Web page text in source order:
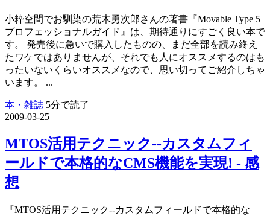
小粋空間でお馴染の荒木勇次郎さんの著書『Movable Type 5
プロフェッショナルガイド』は、期待通りにすごく良い本で
す。 発売後に急いで購入したものの、まだ全部を読み終え
たワケではありませんが、それでも人にオススメするのはも
ったいないくらいオススメなので、思い切ってご紹介しちゃ
います。 ...
本・雑誌 5分で読了
2009-03-25
MTOS活用テクニック--カスタムフィ
ールドで本格的なCMS機能を実現! - 感
想
『MTOS活用テクニック--カスタムフィールドで本格的な